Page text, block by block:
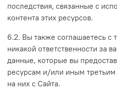
последствия, связанные с
контента этих ресурсов.
6.2. Вы также соглашаетесь с
никакой ответственности за
данные, которые вы
ресурсам и/или иным
на них с Сайта.